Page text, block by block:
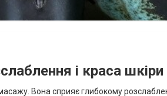
і краса шкіри
Вона сприяє глибокому